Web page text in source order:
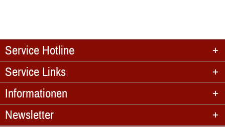
Service Hotline
Service Links
Informationen
Newsletter